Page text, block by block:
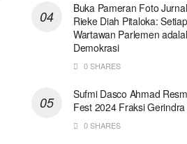
Buka Pameran Foto
Rieke Diah Pitaloka:
Wartawan Parlemen
Demokrasi
0 SHARES
Sufmi Dasco Ahmad
Fest 2024 Fraksi Gerindra
0 SHARES